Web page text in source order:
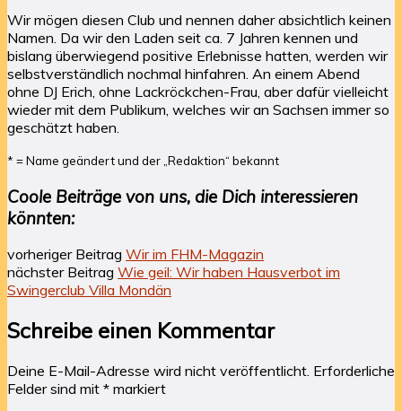
Wir mögen diesen Club und nennen daher absichtlich keinen
Namen. Da wir den Laden seit ca. 7 Jahren kennen und
bislang überwiegend positive Erlebnisse hatten, werden wir
selbstverständlich nochmal hinfahren. An einem Abend
ohne DJ Erich, ohne Lackröckchen-Frau, aber dafür vielleicht
wieder mit dem Publikum, welches wir an Sachsen immer so
geschätzt haben.
* = Name geändert und der „Redaktion“ bekannt
Coole Beiträge von uns, die Dich interessieren
könnten:
vorheriger Beitrag Wir im FHM-Magazin
nächster Beitrag Wie geil: Wir haben Hausverbot im
Swingerclub Villa Mondän
Schreibe einen Kommentar
Deine E-Mail-Adresse wird nicht veröffentlicht. Erforderliche
Felder sind mit * markiert